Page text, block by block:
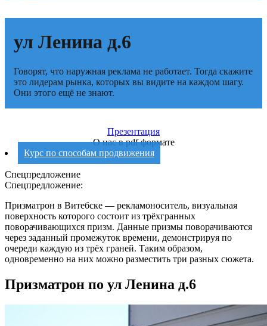
ул Ленина д.6
Говорят, что наружная реклама не работает. Тогда скажите
это лидерам рынка, которых вы видите на каждом шагу.
Они этого ещё не знают.
Презентация
О нас в pdf формате
Курс по способам продвижения
Спецпредложение
Спецпредложение:
Призматрон в Витебске — рекламоноситель, визуальная
поверхность которого состоит из трёхгранных
поворачивающихся призм. Данные призмы поворачиваются
через заданный промежуток времени, демонстрируя по
очереди каждую из трёх граней. Таким образом,
одновременно на них можно разместить три разных сюжета.
Призматрон по ул Ленина д.6